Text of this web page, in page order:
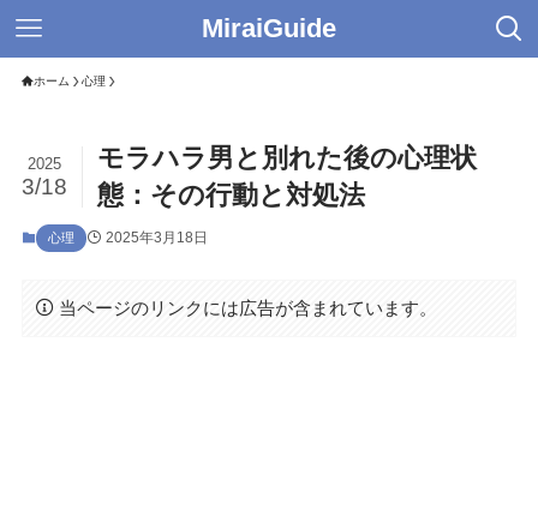
MiraiGuide
ホーム 心理
モラハラ男と別れた後の心理状
態：その行動と対処法
2025
3/18
心理 2025年3月18日
当ページのリンクには広告が含まれています。